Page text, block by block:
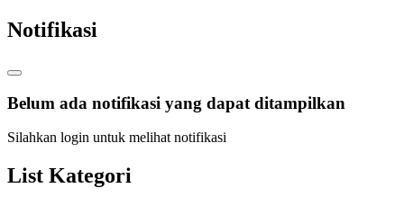
Notifikasi
Belum ada notifikasi yang dapat ditampilkan
Silahkan login untuk melihat notifikasi
List Kategori